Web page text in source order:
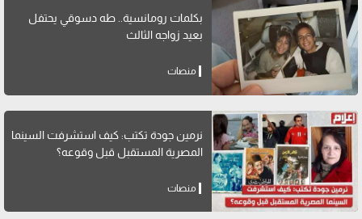
بكلمات رومانسية.. طه دسوقي يحتفل
بعيد زواجه الثالث
منصات
نرمين جودة تكتب: كيف استشرفت السينما
المصرية المستقبل قبل وقوعه؟
منصات